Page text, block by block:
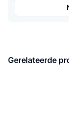
Gerelateerde